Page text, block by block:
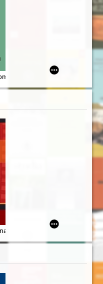
badawczy w zakresie
and Ukrainian
T. 2 : exploring digital